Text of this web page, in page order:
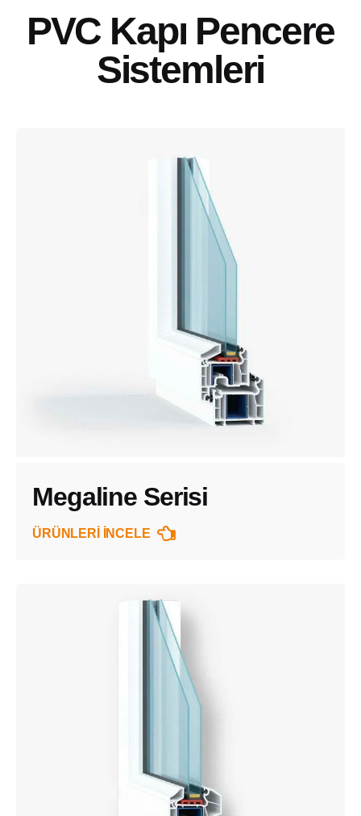
PVC Kapı Pencere
Sistemleri
Megaline Serisi
ÜRÜNLERİ İNCELE